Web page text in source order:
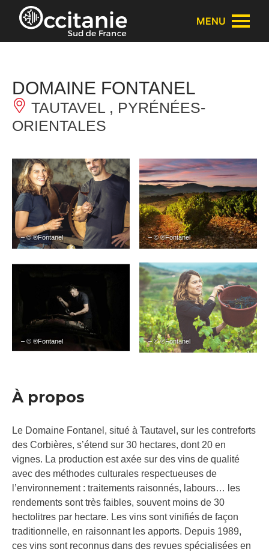
Panneau de gestion des cookies
MENU
DOMAINE FONTANEL
TAUTAVEL , PYRÉNÉES-
ORIENTALES
– © ®Fontanel – © ®Fontanel
– © ®Fontanel – © ®Fontanel
À propos
Le Domaine Fontanel, situé à Tautavel, sur les contreforts
des Corbières, s’étend sur 30 hectares, dont 20 en
vignes. La production est axée sur des vins de qualité
avec des méthodes culturales respectueuses de
l’environnement : traitements raisonnés, labours… les
rendements sont très faibles, souvent moins de 30
hectolitres par hectare. Les vins sont vinifiés de façon
traditionnelle, en raisonnant les apports. Depuis 1989,
ces vins sont reconnus dans des revues spécialisées en